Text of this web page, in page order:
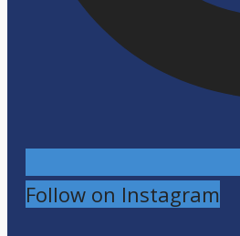
Follow on Instagram